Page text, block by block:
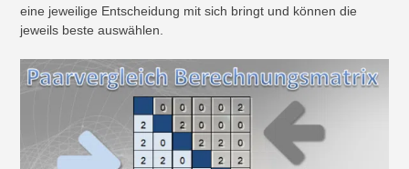
eine jeweilige Entscheidung mit sich bringt und können die
jeweils beste auswählen.